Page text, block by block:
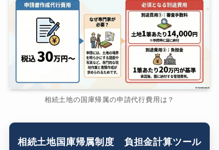
相続土地の国庫帰属の申請代行費用は？
相続土地国庫帰属制度 負担金計算ツール